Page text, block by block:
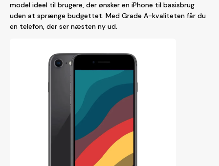
model ideel til brugere, der ønsker en iPhone til basisbrug
uden at sprænge budgettet. Med Grade A-kvaliteten får du
en telefon, der ser næsten ny ud.